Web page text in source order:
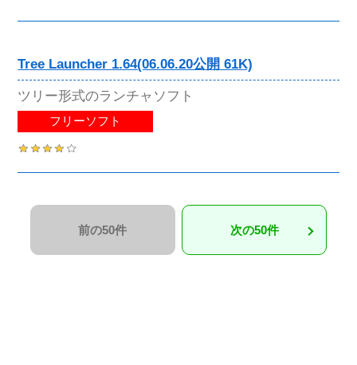
Tree Launcher 1.64(06.06.20公開 61K)
ツリー形式のランチャソフト
フリーソフト
前の50件 次の50件